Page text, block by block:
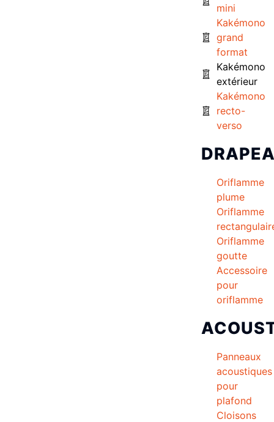
mini
Kakémono
grand
format
Kakémono
extérieur
Kakémono
recto-
verso
Oriflamme
plume
Oriflamme
Oriflamme
goutte
Accessoire
pour
oriflamme
Panneaux
acoustiques
pour
plafond
Cloisons